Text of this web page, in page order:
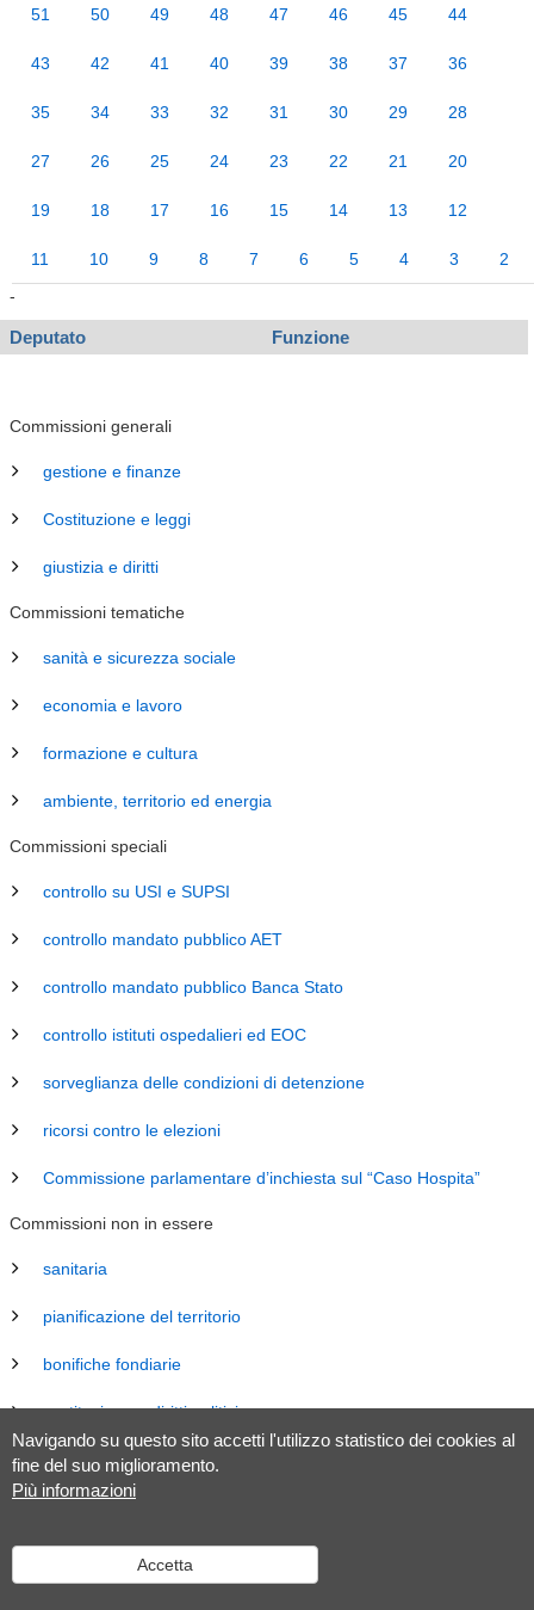
Navigando su questo sito accetti l'utilizzo statistico dei cookies al
fine del suo miglioramento.
Più informazioni
Accetta
51 50 49 48 47 46 45 44
43 42 41 40 39 38 37 36
35 34 33 32 31 30 29 28
27 26 25 24 23 22 21 20
19 18 17 16 15 14 13 12
11 10 9 8 7 6 5 4 3
2
-
Deputato Funzione
Commissioni generali
gestione e finanze
Costituzione e leggi
giustizia e diritti
Commissioni tematiche
sanità e sicurezza sociale
economia e lavoro
formazione e cultura
ambiente, territorio ed energia
Commissioni speciali
controllo su USI e SUPSI
controllo mandato pubblico AET
controllo mandato pubblico Banca Stato
controllo istituti ospedalieri ed EOC
sorveglianza delle condizioni di detenzione
ricorsi contro le elezioni
Commissione parlamentare d’inchiesta sul “Caso Hospita”
Commissioni non in essere
sanitaria
pianificazione del territorio
bonifiche fondiarie
costituzione e diritti politici
energia